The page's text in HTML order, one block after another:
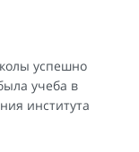
успешно
учеба в
института